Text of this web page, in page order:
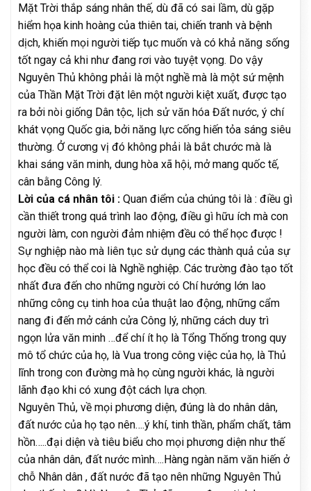
Mặt Trời thắp sáng nhân thế, dù đã có sai lầm, dù gặp
hiểm họa kinh hoàng của thiên tai, chiến tranh và bệnh
dịch, khiến mọi người tiếp tục muốn và có khả năng sống
tốt ngay cả khi như đang rơi vào tuyệt vọng. Do vậy
Nguyên Thủ không phải là một nghề mà là một sứ mệnh
của Thần Mặt Trời đặt lên một người kiệt xuất, được tạo
ra bởi nòi giống Dân tộc, lịch sử văn hóa Đất nước, ý chí
khát vọng Quốc gia, bởi năng lực cống hiến tỏa sáng siêu
thường. Ở cương vị đó không phải là bắt chước mà là
khai sáng văn minh, dung hòa xã hội, mở mang quốc tế,
cân bằng Công lý.
Lời của cá nhân tôi : Quan điểm của chúng tôi là : điều gì
cần thiết trong quá trình lao động, điều gì hữu ích mà con
người làm, con người đảm nhiệm đều có thể học được !
Sự nghiệp nào mà liên tục sử dụng các thành quả của sự
học đều có thể coi là Nghề nghiệp. Các trường đào tạo tốt
nhất đưa đến cho những người có Chí hướng lớn lao
những công cụ tinh hoa của thuật lao động, những cẩm
nang đi đến mở cánh cửa Công lý, những cách duy trì
ngọn lửa văn minh …để chí ít họ là Tổng Thống trong quy
mô tổ chức của họ, là Vua trong công việc của họ, là Thủ
lĩnh trong con đường mà họ cùng người khác, là người
lãnh đạo khi có xung đột cách lựa chọn.
Nguyên Thủ, về mọi phương diện, đúng là do nhân dân,
đất nước của họ tạo nên….ý khí, tinh thần, phẩm chất, tâm
hồn…..đại diện và tiêu biểu cho mọi phương diện như thế
của nhân dân, đất nước mình….Hàng ngàn năm văn hiến ở
chỗ Nhân dân , đất nước đã tạo nên những Nguyên Thủ